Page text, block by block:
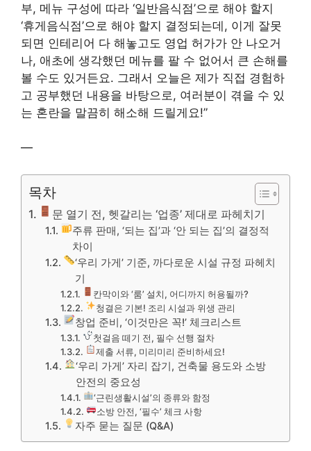
부, 메뉴 구성에 따라 ‘일반음식점’으로 해야 할지
‘휴게음식점’으로 해야 할지 결정되는데, 이게 잘못
되면 인테리어 다 해놓고도 영업 허가가 안 나오거
나, 애초에 생각했던 메뉴를 팔 수 없어서 큰 손해를
볼 수도 있거든요. 그래서 오늘은 제가 직접 경험하
고 공부했던 내용을 바탕으로, 여러분이 겪을 수 있
는 혼란을 말끔히 해소해 드릴게요!”
—
목차
문 열기 전, 헷갈리는 ‘업종’ 제대로 파헤치기
주류 판매, ‘되는 집’과 ‘안 되는 집’의 결정적
차이
‘우리 가게’ 기준, 까다로운 시설 규정 파헤치
기
칸막이와 ‘룸’ 설치, 어디까지 허용될까?
청결은 기본! 조리 시설과 위생 관리
창업 준비, ‘이것만은 꼭!’ 체크리스트
첫걸음 떼기 전, 필수 선행 절차
제출 서류, 미리미리 준비하세요!
‘우리 가게’ 자리 잡기, 건축물 용도와 소방
안전의 중요성
‘근린생활시설’의 종류와 함정
소방 안전, ‘필수’ 체크 사항
자주 묻는 질문 (Q&A)